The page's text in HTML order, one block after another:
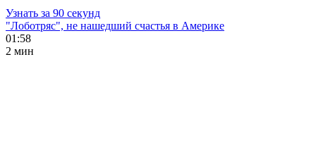
Узнать за 90 секунд
"Лоботряс", не нашедший счастья в Америке
01:58
2 мин